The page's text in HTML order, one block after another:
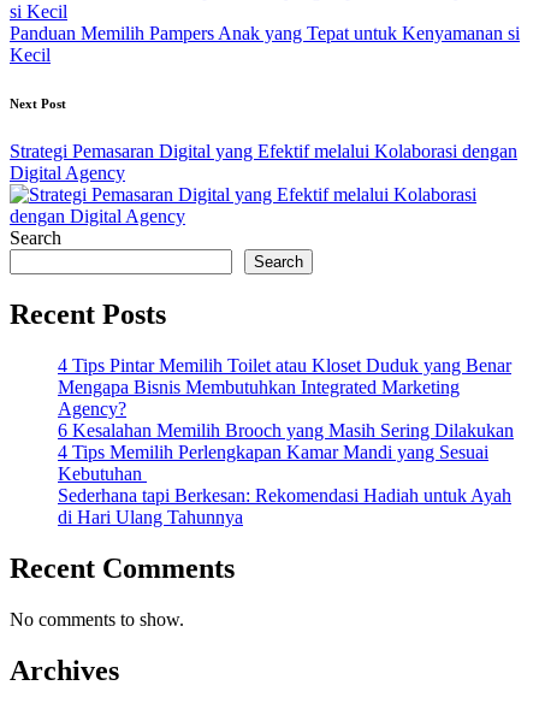
Panduan Memilih Pampers Anak yang Tepat untuk Kenyamanan si
Kecil
Next Post
Strategi Pemasaran Digital yang Efektif melalui Kolaborasi dengan
Digital Agency
Search
Search
Recent Posts
4 Tips Pintar Memilih Toilet atau Kloset Duduk yang Benar
Mengapa Bisnis Membutuhkan Integrated Marketing
Agency?
6 Kesalahan Memilih Brooch yang Masih Sering Dilakukan
4 Tips Memilih Perlengkapan Kamar Mandi yang Sesuai
Kebutuhan
Sederhana tapi Berkesan: Rekomendasi Hadiah untuk Ayah
di Hari Ulang Tahunnya
Recent Comments
No comments to show.
Archives